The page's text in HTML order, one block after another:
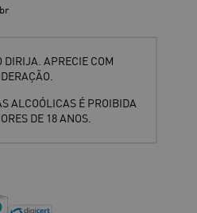
DIRIJA. APRECIE COM
ALCOÓLICAS É PROIBIDA
DE 18 ANOS.